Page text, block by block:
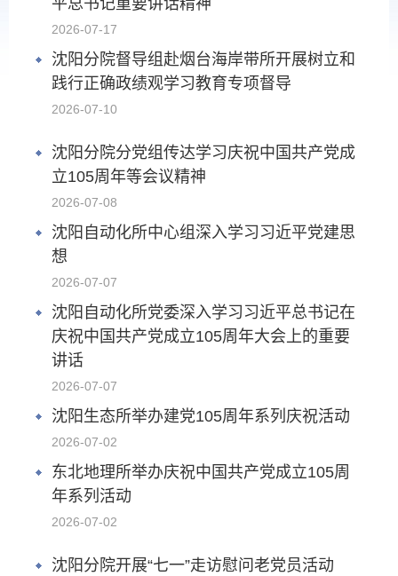
平总书记重要讲话精神
2026-07-17
沈阳分院督导组赴烟台海岸带所开展树立和
践行正确政绩观学习教育专项督导
2026-07-10
沈阳分院分党组传达学习庆祝中国共产党成
立105周年等会议精神
2026-07-08
沈阳自动化所中心组深入学习习近平党建思
想
2026-07-07
沈阳自动化所党委深入学习习近平总书记在
庆祝中国共产党成立105周年大会上的重要
讲话
2026-07-07
沈阳生态所举办建党105周年系列庆祝活动
2026-07-02
东北地理所举办庆祝中国共产党成立105周
年系列活动
2026-07-02
沈阳分院开展“七一”走访慰问老党员活动